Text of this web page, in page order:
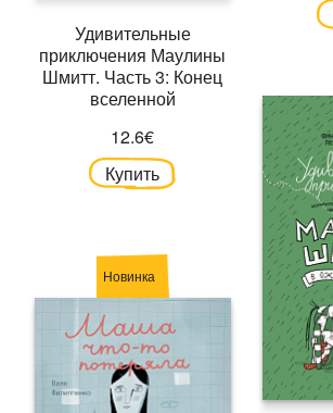
Удивительные
приключения Маулины
Шмитт. Часть 3: Конец
вселенной
12.6€
Купить
Новинка